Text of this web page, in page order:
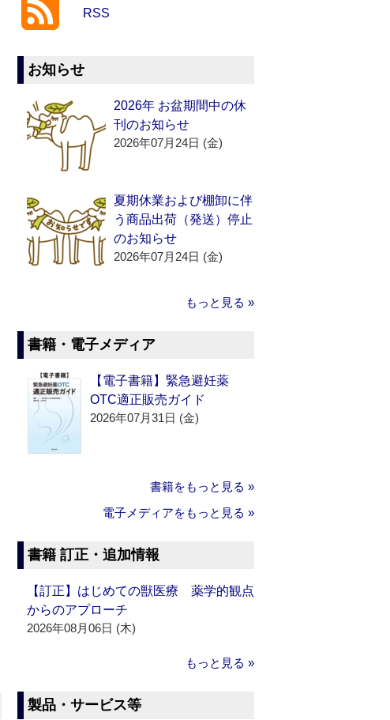
RSS
お知らせ
2026年 お盆期間中の休
刊のお知らせ
2026年07月24日 (金)
夏期休業および棚卸に伴
う商品出荷（発送）停止
のお知らせ
2026年07月24日 (金)
もっと見る »
書籍・電子メディア
【電子書籍】緊急避妊薬
OTC適正販売ガイド
2026年07月31日 (金)
書籍をもっと見る »
電子メディアをもっと見る »
書籍 訂正・追加情報
【訂正】はじめての獣医療 薬学的観点
からのアプローチ
2026年08月06日 (木)
もっと見る »
製品・サービス等